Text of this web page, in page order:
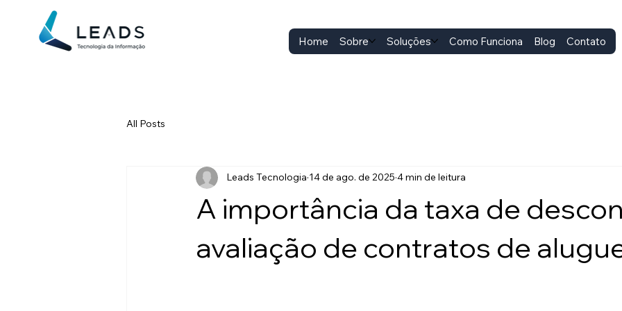
Home Sobre Soluções Como Funciona Blog Contato
All Posts
A importância da taxa de
avaliação de contratos de
Leads Tecnologia 14 de ago. de 2025 4 min de leitura